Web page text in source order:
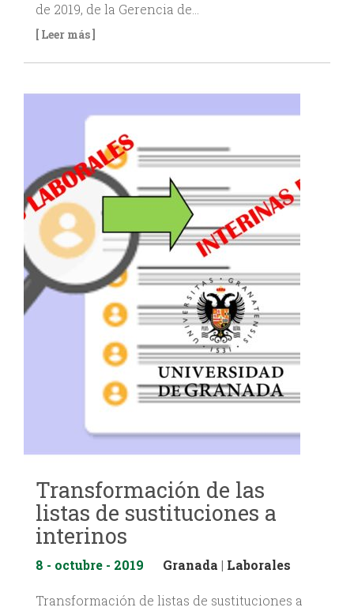
de 2019, de la Gerencia de…
[ Leer más ]
Transformación de las
listas de sustituciones a
interinos
8 - octubre - 2019 Granada | Laborales
Transformación de listas de sustituciones a